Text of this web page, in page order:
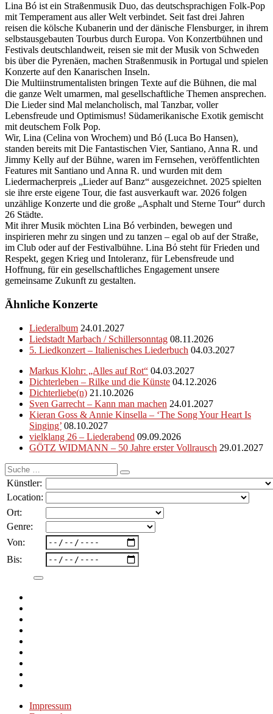
Lina Bó ist ein Straßenmusik Duo, das deutschsprachigen Folk-Pop
mit Temperament aus aller Welt verbindet. Seit fast drei Jahren
reisen die kölsche Kubanerin und der dänische Flensburger, in ihrem
selbstausgebauten Tourbus durch Europa. Von Konzertbühnen und
Festivals deutschlandweit, reisen sie mit der Musik von Schweden
bis über die Pyrenäen, machen Straßenmusik in Portugal und spielen
Konzerte auf den Kanarischen Inseln.
Die Multiinstrumentalisten bringen Texte auf die Bühnen, die mal
die ganze Welt umarmen, mal gesellschaftliche Themen ansprechen.
Die Lieder sind Mal melancholisch, mal Tanzbar, voller
Lebensfreude und Optimismus! Südamerikanische Exotik gemischt
mit deutschem Folk Pop.
Wir, Lina (Celina von Wrochem) und Bó (Luca Bo Hansen),
standen bereits mit Die Fantastischen Vier, Santiano, Anna R. und
Jimmy Kelly auf der Bühne, waren im Fernsehen, veröffentlichten
Features mit Santiano und Anna R. und wurden mit dem
Liedermacherpreis „Lieder auf Banz“ ausgezeichnet. 2025 spielten
sie ihre erste eigene Tour, die fast ausverkauft war. 2026 folgen
unzählige Konzerte und die große „Asphalt und Sterne Tour“ durch
26 Städte.
Mit ihrer Musik möchten Lina Bó verbinden, bewegen und
inspirieren mehr zu singen und zu tanzen – egal ob auf der Straße,
im Club oder auf der Festivalbühne. Lina Bό steht für Frieden und
Respekt, gegen Krieg und Intoleranz, für Lebensfreude und
Hoffnung, für ein gesellschaftliches Engagement unsere
gemeinsame Zukunft zu gestalten.
Ähnliche Konzerte
Liederalbum 24.01.2027
Liedstadt Marbach / Schillersonntag 08.11.2026
5. Liedkonzert – Italienisches Liederbuch 04.03.2027
Markus Klohr: „Alles auf Rot“ 04.03.2027
Dichterleben – Rilke und die Künste 04.12.2026
Dichterliebe(n) 21.10.2026
Sven Garrecht – Kann man machen 24.01.2027
Kieran Goss & Annie Kinsella – ‘The Song Your Heart Is
Singing’ 08.10.2027
vielklang 26 – Liederabend 09.09.2026
GÖTZ WIDMANN – 50 Jahre erster Vollrausch 29.01.2027
Suche
nach:
Künstler:
Location:
Ort:
Genre:
Von:
Bis:
Impressum